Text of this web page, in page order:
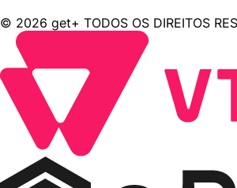
© 2026 get+ TODOS OS DIREITOS